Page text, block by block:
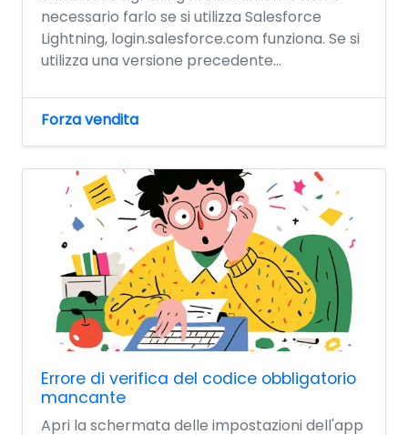
necessario farlo se si utilizza Salesforce
Lightning, login.salesforce.com funziona. Se si
utilizza una versione precedente...
Forza vendita
Errore di verifica del codice obbligatorio
mancante
Apri la schermata delle impostazioni dell'app